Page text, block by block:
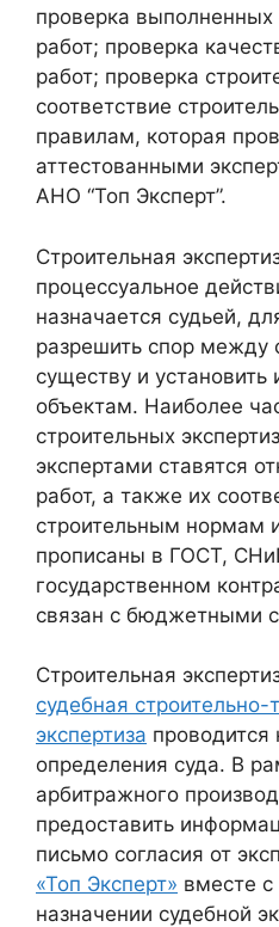
проверка
работ; проверка
работ; проверка
соответствие
правилам, которая
аттестованными
АНО “Топ Эксперт”.
Строительная
процессуальное
назначается судьей,
разрешить спор между
существу и
объектам. Наиболее
строительных
экспертами ставятся
работ, а также их
строительным нормам
прописаны в ГОСТ,
государственном
связан с бюджетными
Строительная
судебная строительно-
экспертиза проводится
определения суда. В
арбитражного
предоставить
письмо согласия от
«Топ Эксперт» вместе
назначении судебной